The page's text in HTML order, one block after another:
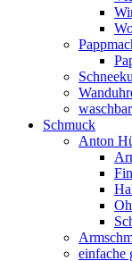
Schmuck
Anton
einfache